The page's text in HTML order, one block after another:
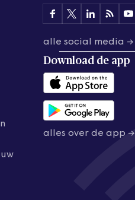
alle social media →
Download de app
alles over de app →